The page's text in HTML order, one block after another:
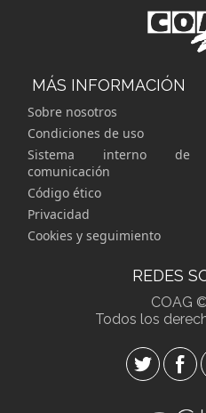
MÁS INFORMACIÓN
Sobre nosotros
Condiciones de uso
Sistema interno de
comunicación
Código ético
Privacidad
Cookies y seguimiento
REDES
COAG
Todos los